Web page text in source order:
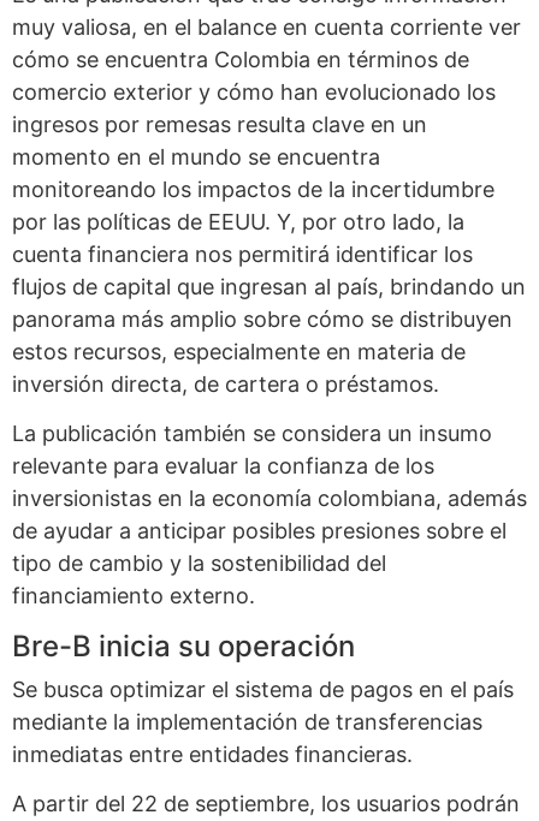
muy valiosa, en el balance en cuenta corriente ver
cómo se encuentra Colombia en términos de
comercio exterior y cómo han evolucionado los
ingresos por remesas resulta clave en un
momento en el mundo se encuentra
monitoreando los impactos de la incertidumbre
por las políticas de EEUU. Y, por otro lado, la
cuenta financiera nos permitirá identificar los
flujos de capital que ingresan al país, brindando un
panorama más amplio sobre cómo se distribuyen
estos recursos, especialmente en materia de
inversión directa, de cartera o préstamos.
La publicación también se considera un insumo
relevante para evaluar la confianza de los
inversionistas en la economía colombiana, además
de ayudar a anticipar posibles presiones sobre el
tipo de cambio y la sostenibilidad del
financiamiento externo.
Bre-B inicia su operación
Se busca optimizar el sistema de pagos en el país
mediante la implementación de transferencias
inmediatas entre entidades financieras.
A partir del 22 de septiembre, los usuarios podrán